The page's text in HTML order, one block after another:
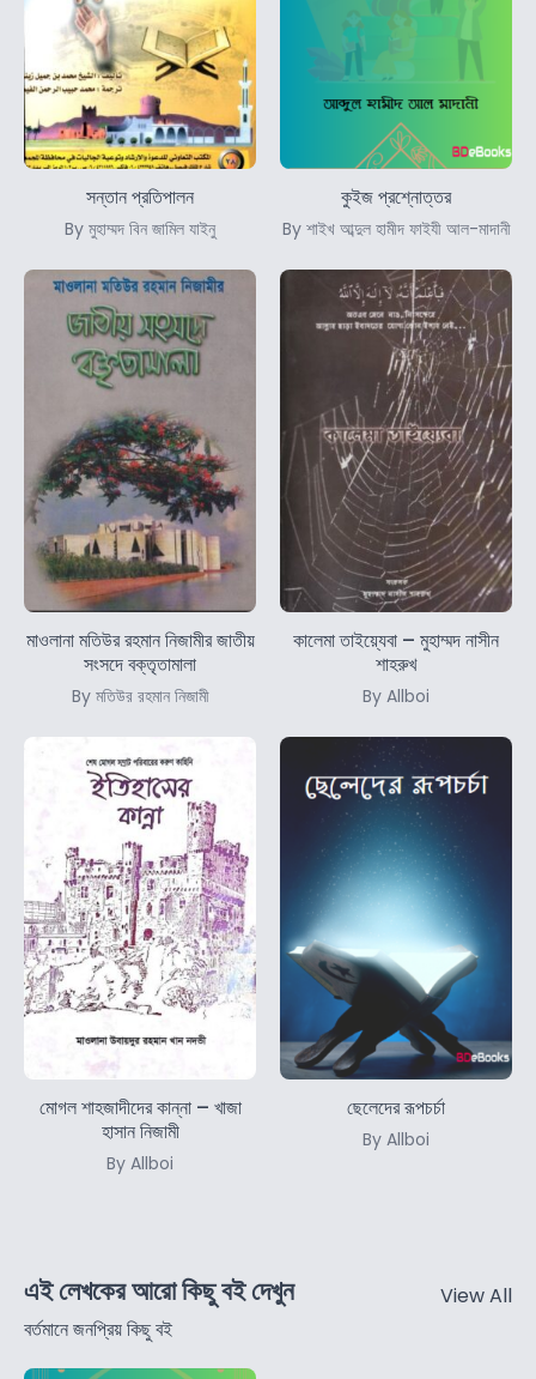
সন্তান প্রতিপালন
By মুহাম্মদ বিন জামিল যাইনু
কুইজ প্রশ্নোত্তর
By শাইখ আব্দুল হামীদ ফাইযী আল-মাদানী
মাওলানা মতিউর রহমান নিজামীর জাতীয়
সংসদে বক্তৃতামালা
By মতিউর রহমান নিজামী
কালেমা তাইয়্যেবা – মুহাম্মদ নাসীন
শাহরুখ
By Allboi
মোগল শাহজাদীদের কান্না – খাজা
হাসান নিজামী
By Allboi
ছেলেদের রূপচর্চা
By Allboi
এই লেখকের আরো কিছু বই দেখুন
বর্তমানে জনপ্রিয় কিছু বই
View All